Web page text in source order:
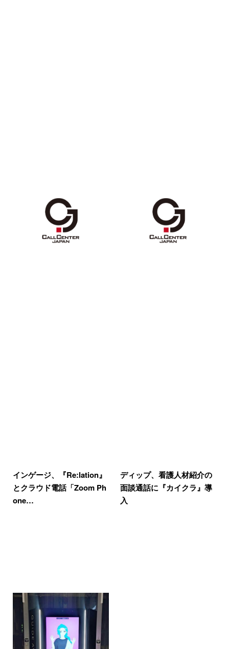
インゲージ、『Re:lation』
とクラウド電話「Zoom Ph
one…
ディップ、看護人材紹介の
面談通話に『カイクラ』導
入